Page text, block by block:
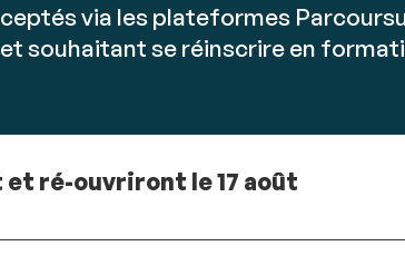
via les plateformes
souhaitant se réinscrire en
ré-ouvriront le 17 août